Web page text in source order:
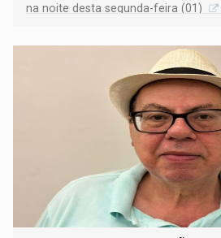
na noite desta segunda-feira (01)